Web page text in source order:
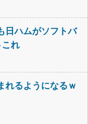
日ハムがソフトバ
れ
れるようになるｗ